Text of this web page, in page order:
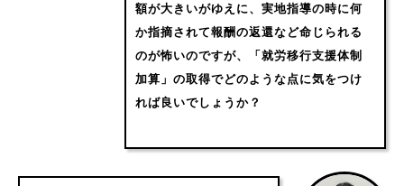
額が大きいがゆえに、実地指導の時に何
か指摘されて報酬の返還など命じられる
のが怖いのですが、「就労移行支援体制
加算」の取得でどのような点に気をつけ
れば良いでしょうか？